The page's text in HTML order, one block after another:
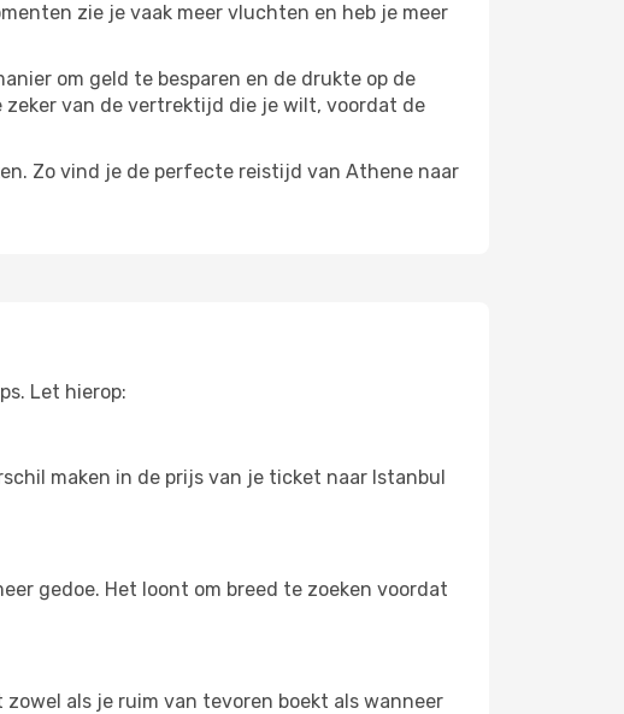
zie je vaak meer vluchten en heb je meer
om geld te besparen en de drukte op de
van de vertrektijd die je wilt, voordat de
Zo vind je de perfecte reistijd van Athene naar
Let hierop:
maken in de prijs van je ticket naar Istanbul
gedoe. Het loont om breed te zoeken voordat
als je ruim van tevoren boekt als wanneer